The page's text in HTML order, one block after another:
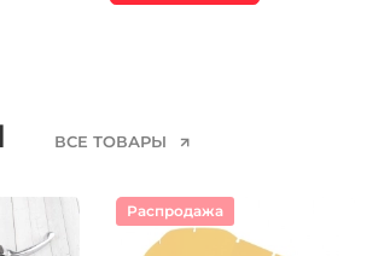
ВСЕ ТОВАРЫ
Распродажа